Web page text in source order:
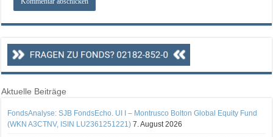
Aktuelle Beiträge
FondsAnalyse: SJB FondsEcho. UI I – Montrusco Bolton Global Equity Fund
(WKN A3CTNV, ISIN LU2361251221) 7. August 2026